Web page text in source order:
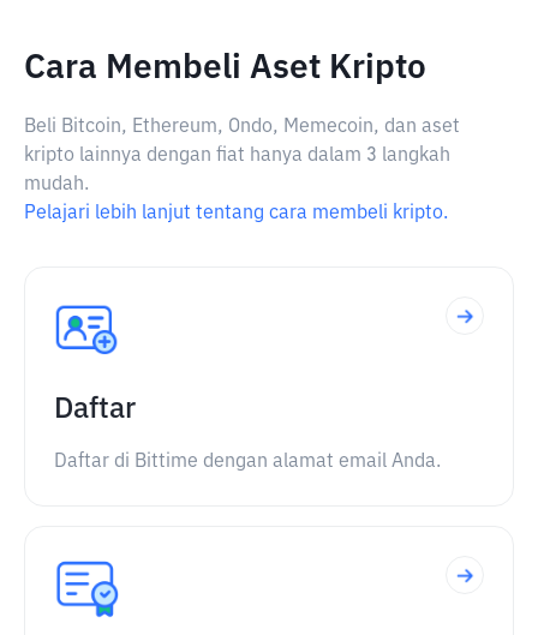
Cara Membeli Aset Kripto
Beli Bitcoin, Ethereum, Ondo, Memecoin, dan aset
kripto lainnya dengan fiat hanya dalam 3 langkah
mudah.
Pelajari lebih lanjut tentang cara membeli kripto.
Daftar
Daftar di Bittime dengan alamat email Anda.